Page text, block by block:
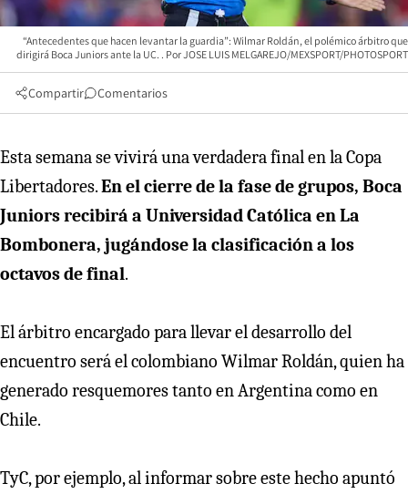
“Antecedentes que hacen levantar la guardia”: Wilmar Roldán, el polémico árbitro que
dirigirá Boca Juniors ante la UC.
JOSE LUIS MELGAREJO/MEXSPORT/PHOTOSPORT
Compartir Comentarios
Esta semana se vivirá una verdadera final en la Copa
Libertadores.En el cierre de la fase de grupos, Boca
Juniors recibirá a Universidad Católica en La
Bombonera, jugándose la clasificación a los
octavos de final.
El árbitro encargado para llevar el desarrollo del
encuentro será el colombiano Wilmar Roldán, quien ha
generado resquemores tanto en Argentina como en
Chile.
TyC, por ejemplo, al informar sobre este hecho apuntó